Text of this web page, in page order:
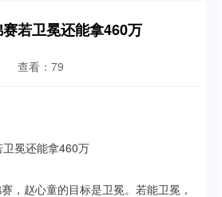
若卫冕还能拿460万
查看：79
，赵心童的目标是卫冕。若能卫冕，